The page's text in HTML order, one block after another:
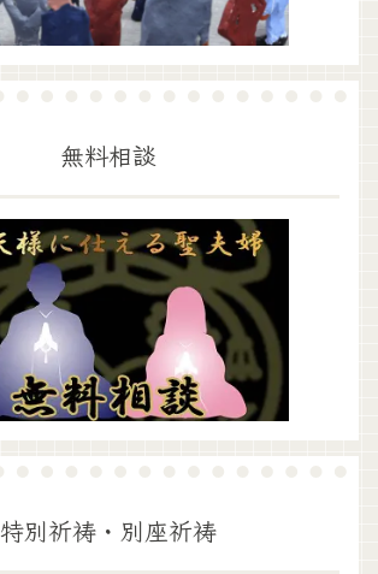
無料相談
特別祈祷・別座祈祷